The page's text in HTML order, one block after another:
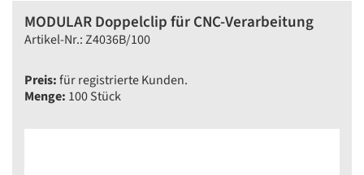
MODULAR Doppelclip für CNC-Verarbeitung
Artikel-Nr.: Z4036B/100
Preis:für registrierte Kunden.
Menge: 100 Stück